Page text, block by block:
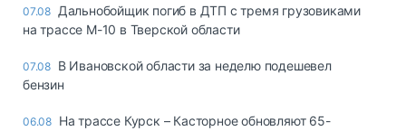
07.08 Дальнобойщик погиб в ДТП с тремя грузовиками
на трассе М-10 в Тверской области
07.08 В Ивановской области за неделю подешевел
бензин
06.08 На трассе Курск – Касторное обновляют 65-